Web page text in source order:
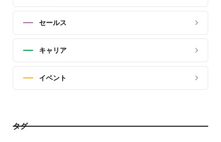
セールス
キャリア
イベント
タグ